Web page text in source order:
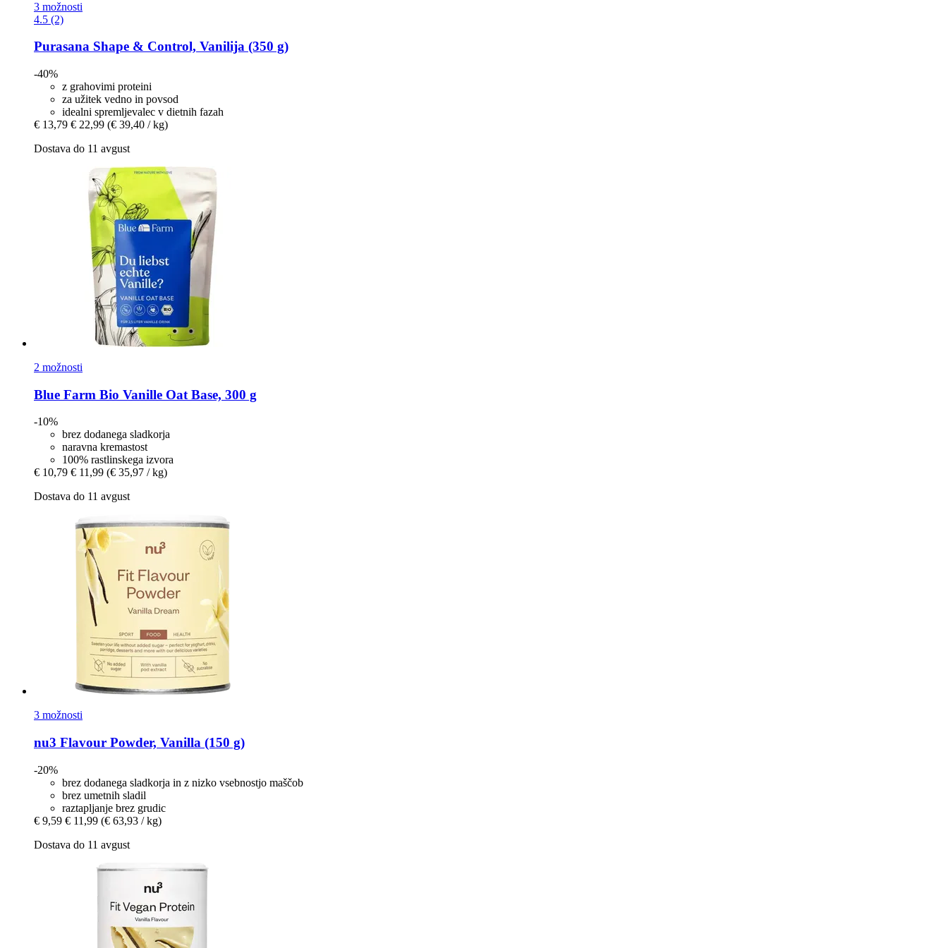
3 možnosti
4.5 (2)
Purasana Shape & Control, Vanilija (350 g)
-40%
z grahovimi proteini
za užitek vedno in povsod
idealni spremljevalec v dietnih fazah
€ 13,79 € 22,99 (€ 39,40 / kg)
Dostava do 11 avgust
2 možnosti
Blue Farm Bio Vanille Oat Base, 300 g
-10%
brez dodanega sladkorja
naravna kremastost
100% rastlinskega izvora
€ 10,79 € 11,99 (€ 35,97 / kg)
Dostava do 11 avgust
3 možnosti
nu3 Flavour Powder, Vanilla (150 g)
-20%
brez dodanega sladkorja in z nizko vsebnostjo maščob
brez umetnih sladil
raztapljanje brez grudic
€ 9,59 € 11,99 (€ 63,93 / kg)
Dostava do 11 avgust